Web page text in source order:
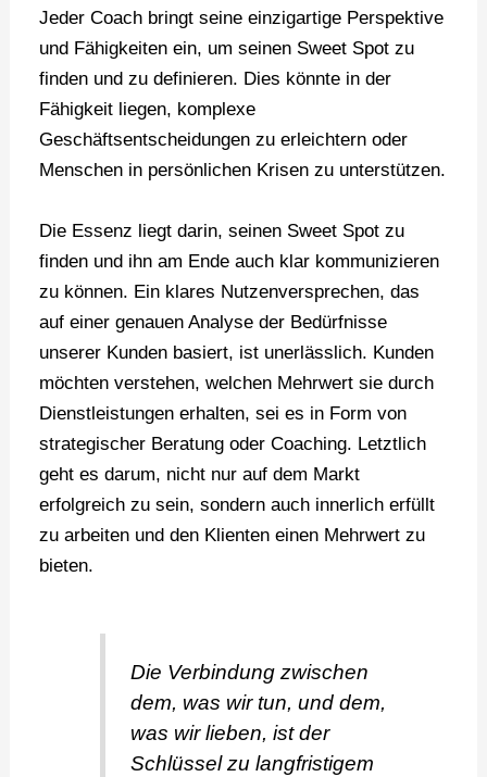
Jeder Coach bringt seine einzigartige Perspektive
und Fähigkeiten ein, um seinen Sweet Spot zu
finden und zu definieren. Dies könnte in der
Fähigkeit liegen, komplexe
Geschäftsentscheidungen zu erleichtern oder
Menschen in persönlichen Krisen zu unterstützen.
Die Essenz liegt darin, seinen Sweet Spot zu
finden und ihn am Ende auch klar kommunizieren
zu können. Ein klares Nutzenversprechen, das
auf einer genauen Analyse der Bedürfnisse
unserer Kunden basiert, ist unerlässlich. Kunden
möchten verstehen, welchen Mehrwert sie durch
Dienstleistungen erhalten, sei es in Form von
strategischer Beratung oder Coaching. Letztlich
geht es darum, nicht nur auf dem Markt
erfolgreich zu sein, sondern auch innerlich erfüllt
zu arbeiten und den Klienten einen Mehrwert zu
bieten.
Die Verbindung zwischen
dem, was wir tun, und dem,
was wir lieben, ist der
Schlüssel zu langfristigem